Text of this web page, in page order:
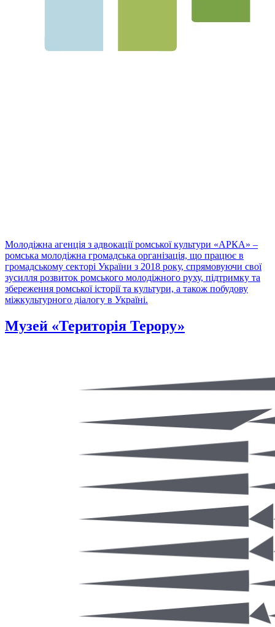
Молодіжна агенція з адвокації ромської культури «АРКА» –
ромська молодіжна громадська організація, що працює в
громадському секторі України з 2018 року, спрямовуючи свої
зусилля розвиток ромського молодіжного руху, підтримку та
збереження ромської історії та культури, а також побудову
міжкультурного діалогу в Україні.
Музей «Територія Терору»